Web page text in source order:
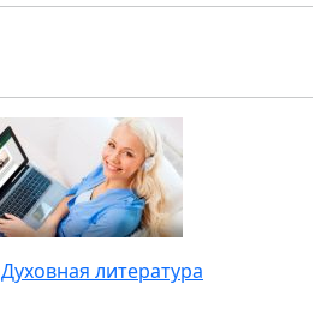
Духовная литература